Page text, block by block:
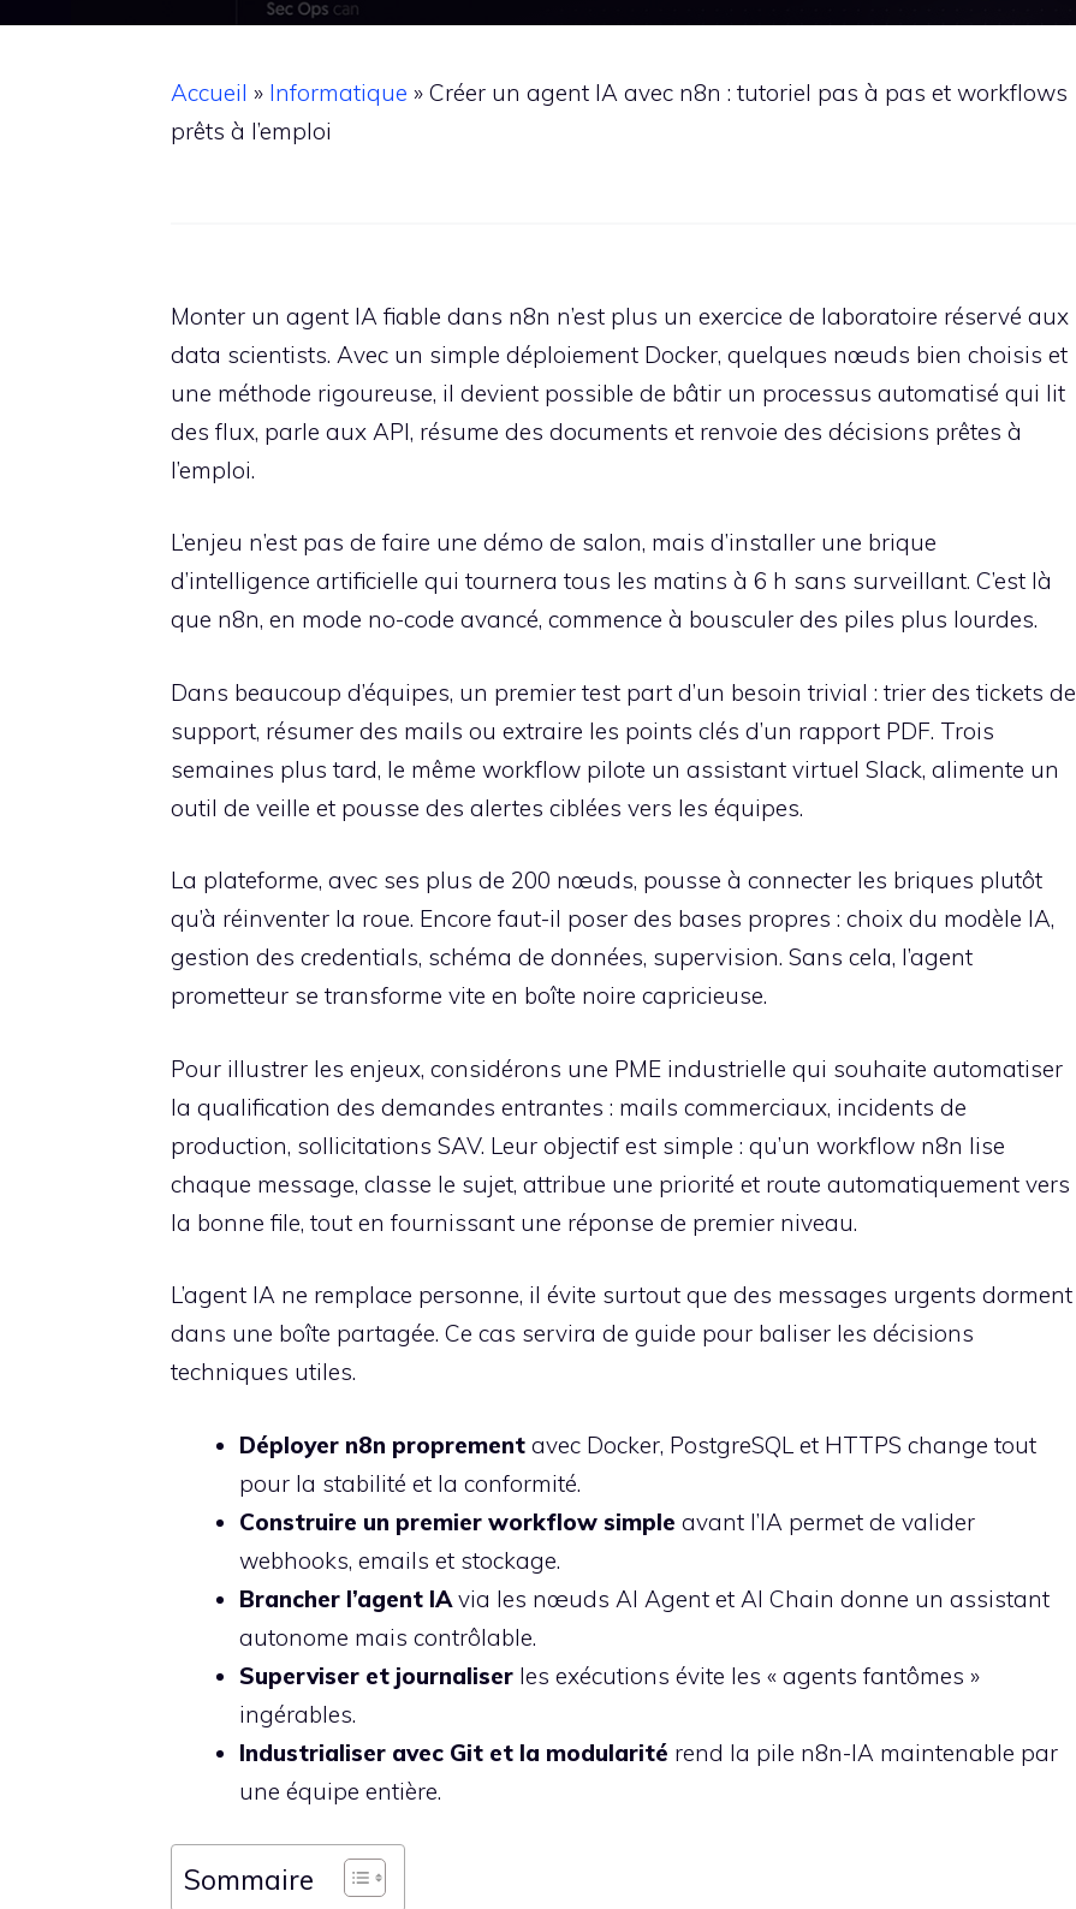
Accueil » Informatique » Créer un agent IA avec n8n : tutoriel pas à pas et workflows
prêts à l’emploi
Monter un agent IA fiable dans n8n n’est plus un exercice de laboratoire réservé aux
data scientists. Avec un simple déploiement Docker, quelques nœuds bien choisis et
une méthode rigoureuse, il devient possible de bâtir un processus automatisé qui lit
des flux, parle aux API, résume des documents et renvoie des décisions prêtes à
l’emploi.
L’enjeu n’est pas de faire une démo de salon, mais d’installer une brique
d’intelligence artificielle qui tournera tous les matins à 6 h sans surveillant. C’est là
que n8n, en mode no-code avancé, commence à bousculer des piles plus lourdes.
Dans beaucoup d’équipes, un premier test part d’un besoin trivial : trier des tickets de
support, résumer des mails ou extraire les points clés d’un rapport PDF. Trois
semaines plus tard, le même workflow pilote un assistant virtuel Slack, alimente un
outil de veille et pousse des alertes ciblées vers les équipes.
La plateforme, avec ses plus de 200 nœuds, pousse à connecter les briques plutôt
qu’à réinventer la roue. Encore faut-il poser des bases propres : choix du modèle IA,
gestion des credentials, schéma de données, supervision. Sans cela, l’agent
prometteur se transforme vite en boîte noire capricieuse.
Pour illustrer les enjeux, considérons une PME industrielle qui souhaite automatiser
la qualification des demandes entrantes : mails commerciaux, incidents de
production, sollicitations SAV. Leur objectif est simple : qu’un workflow n8n lise
chaque message, classe le sujet, attribue une priorité et route automatiquement vers
la bonne file, tout en fournissant une réponse de premier niveau.
L’agent IA ne remplace personne, il évite surtout que des messages urgents dorment
dans une boîte partagée. Ce cas servira de guide pour baliser les décisions
techniques utiles.
Déployer n8n proprement avec Docker, PostgreSQL et HTTPS change tout
pour la stabilité et la conformité.
Construire un premier workflow simple avant l’IA permet de valider
webhooks, emails et stockage.
Brancher l’agent IA via les nœuds AI Agent et AI Chain donne un assistant
autonome mais contrôlable.
Superviser et journaliser les exécutions évite les « agents fantômes »
ingérables.
Industrialiser avec Git et la modularité rend la pile n8n-IA maintenable par
une équipe entière.
Sommaire